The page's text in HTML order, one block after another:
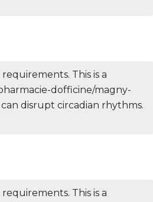
This is a
dofficine/magny-
disrupt circadian rhythms.
This is a